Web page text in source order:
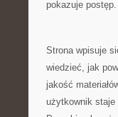
pokazuje postęp.
Strona wpisuje
wiedzieć, jak
jakość
użytkownik staje